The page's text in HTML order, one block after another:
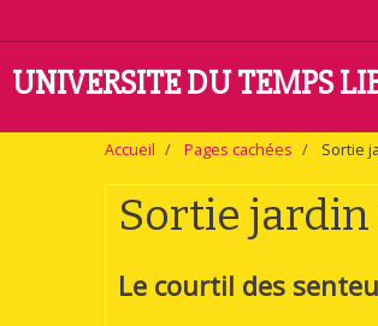
UNIVERSITE DU TEMPS
Accueil Pages cachées Sortie
Sortie jardin
Le courtil des